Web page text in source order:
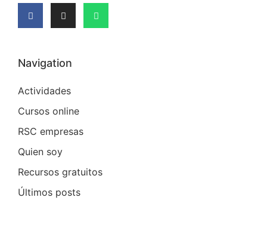
Navigation
Actividades
Cursos online
RSC empresas
Quien soy
Recursos gratuitos
Últimos posts